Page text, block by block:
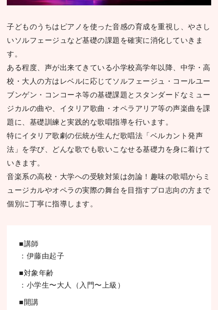
⼦どものうちはピアノを使った⾳感の育成を重視し、やさし
いソルフェージュなど基礎の課題を確実に消化していきま
す。
ある程度、声が出来てきている⼩学校⾼学年以降、中学・⾼
校・⼤⼈の⽅はレベルに応じてソルフェージュ・コールユー
ブンゲン・コンコーネ等の基礎課題とスタンダードなミュー
ジカルの曲や、イタリア歌曲・オペラアリア等の声楽曲を課
題に、基礎訓練と実践的な歌唱指導を⾏います。
特にイタリア歌劇の伝統が⽣んだ歌唱法「ベルカント発声
法」を学び、どんな歌でも歌いこなせる基礎⼒を⾝に着けて
いきます。
⾳楽系の⾼校・⼤学への受験対策は勿論！趣味の歌唱からミ
ュージカルやオペラの実際の舞台を⽬指すプロ志向の⽅まで
個別に丁寧に指導します。
■講師
：伊藤由起⼦
■対象年齢
：⼩学⽣〜⼤⼈（⼊⾨〜上級）
■開講